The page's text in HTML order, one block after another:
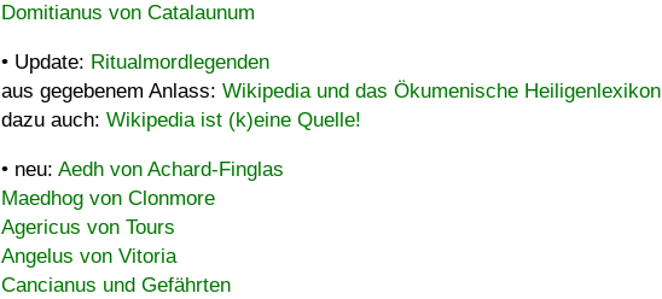
Domitianus von Catalaunum
• Update: Ritualmordlegenden
aus gegebenem Anlass: Wikipedia und das Ökumenische Heiligenlexikon
dazu auch: Wikipedia ist (k)eine Quelle!
• neu: Aedh von Achard-Finglas
Maedhog von Clonmore
Agericus von Tours
Angelus von Vitoria
Cancianus und Gefährten